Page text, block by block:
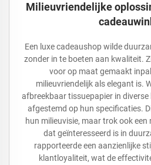
Milieuvriendelijke
Een luxe cadeaushop wilde
zonder in te boeten aan kwaliteit.
voor op maat gemaakt
milieuvriendelijk als elegant is.
afbreekbaar tissuepapier in
afgestemd op hun specificaties.
hun milieuvisie, maar trok ook
dat geïnteresseerd is in
rapporteerde een aanzienlijke
klantloyaliteit, wat de